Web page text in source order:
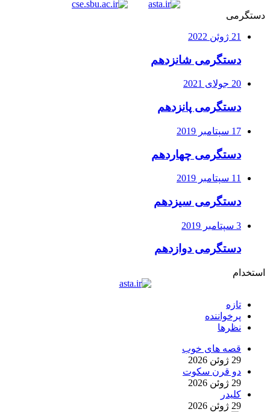
دستگرمی
21 ژوئن 2022
دستگرمی شانزدهم
20 جولای 2021
دستگرمی پانزدهم
17 سپتامبر 2019
دستگرمی چهاردهم
11 سپتامبر 2019
دستگرمی سیزدهم
3 سپتامبر 2019
دستگرمی دوازدهم
استخدام
تازه
پرخواننده
نظرها
قصه های خوب
29 ژوئن 2026
دو قرن سکوت
29 ژوئن 2026
کلیدر
29 ژوئن 2026